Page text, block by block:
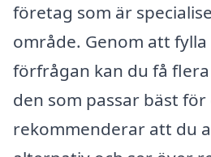
företag som är
område. Genom att fylla
förfrågan kan du få
den som passar bäst för
rekommenderar att du